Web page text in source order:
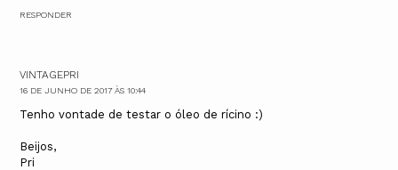
RESPONDER
VINTAGEPRI
16 DE JUNHO DE 2017 ÀS 10:44
Tenho vontade de testar o óleo de rícino :)
Beijos,
Pri